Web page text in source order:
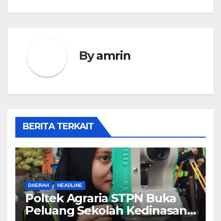
Byamrin
BERITA TERKAIT
DAERAH HEADLINE
Poltek Agraria STPN Buka
Peluang Sekolah Kedinasan,